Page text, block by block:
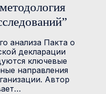
анализа Пакта о
декларации
ключевые
направления
Автор